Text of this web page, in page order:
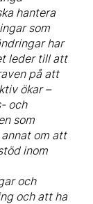
hantera
som
har
leder till att
på att
ökar –
och
som
om att
inom
och
och att ha